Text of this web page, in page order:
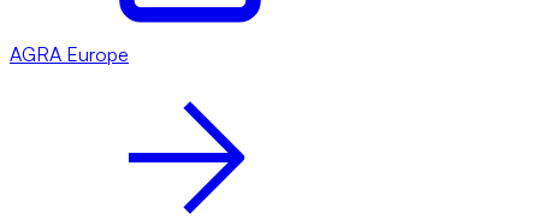
AGRA Europe